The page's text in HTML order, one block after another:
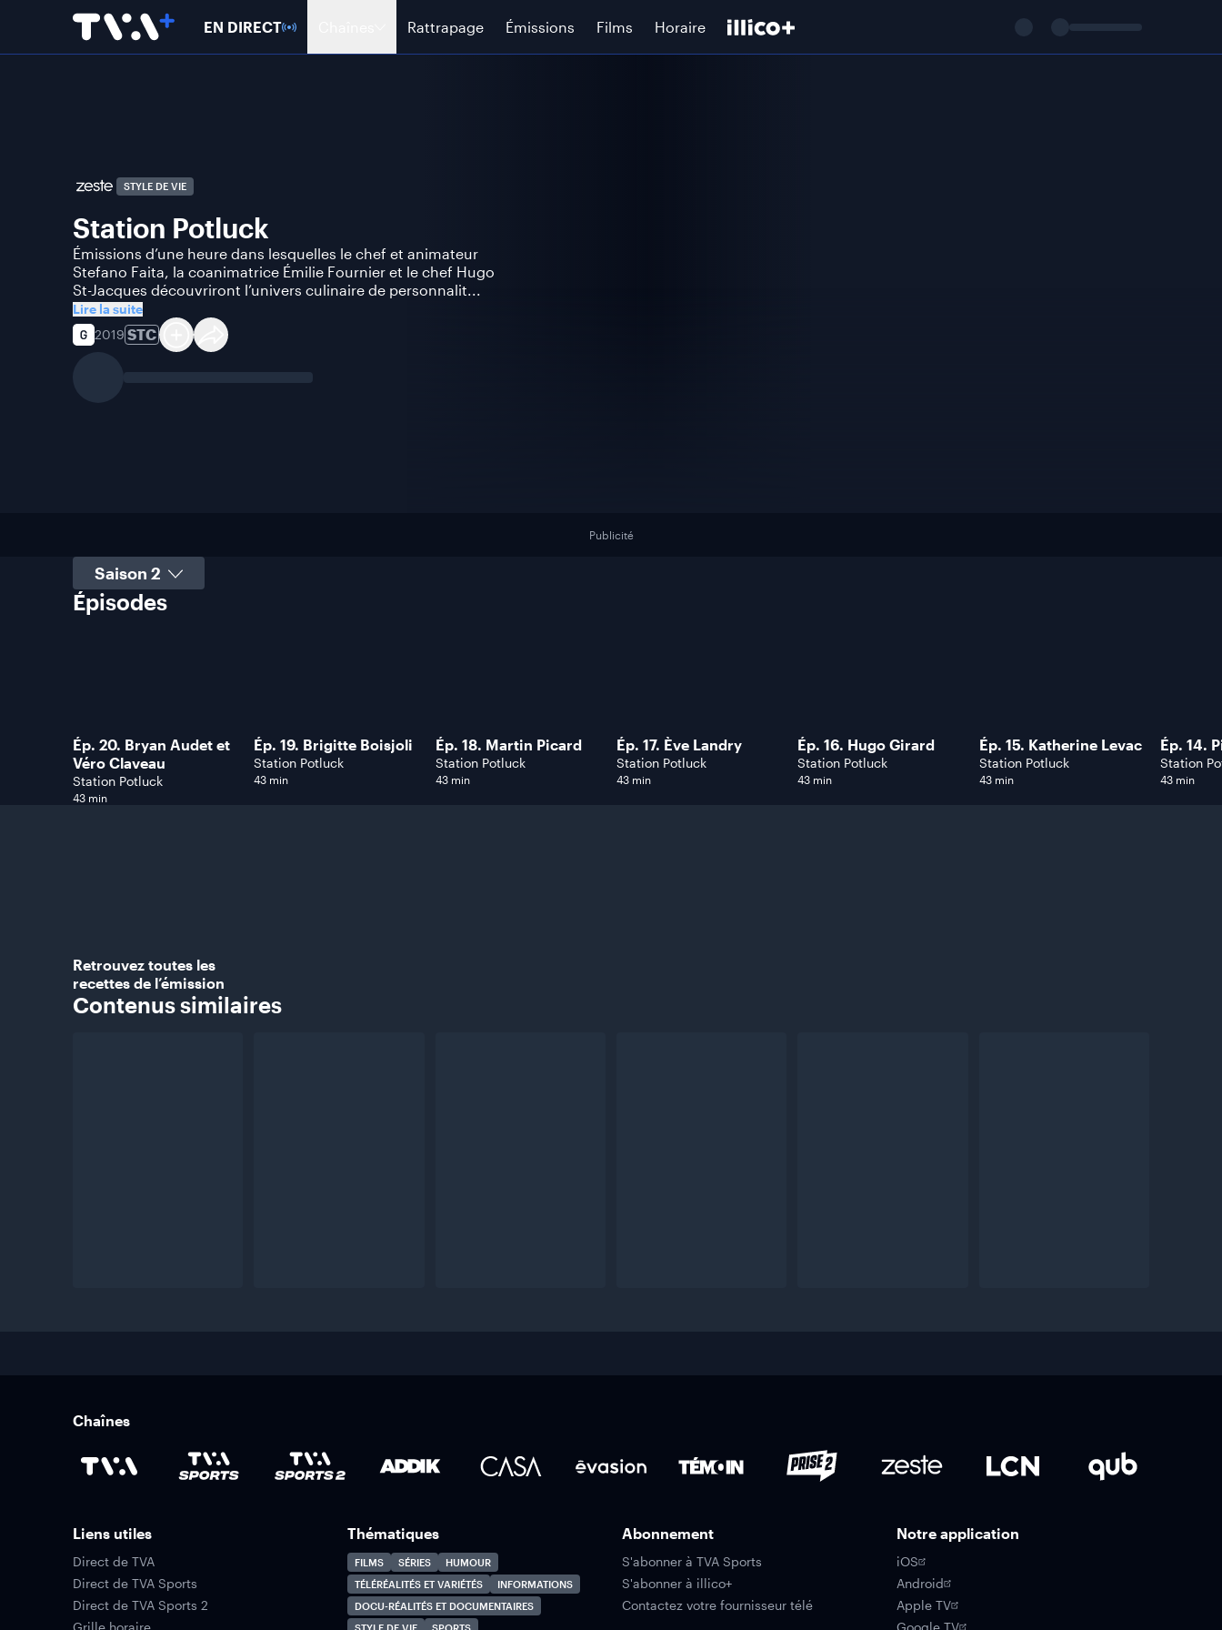
EN DIRECT Rattrapage Émissions Films Horaire
STYLE DE VIE
Station Potluck
Émissions d’une heure dans lesquelles le chef et animateur
Stefano Faita, la coanimatrice Émilie Fournier et le chef Hugo
St-Jacques découvriront l’univers culinaire de personnalit...
Lire la suite
2019 STC
Publicité
Sélectionner une saison
Épisodes
Ép. 20. Bryan Audet et
Véro Claveau
Station Potluck
43 min
Ép. 19. Brigitte Boisjoli
Station Potluck
43 min
Ép. 18. Martin Picard
Station Potluck
43 min
Ép. 17. Ève Landry
Station Potluck
43 min
Ép. 16. Hugo Girard
Station Potluck
43 min
Ép. 15. Katherine Levac
Station Potluck
43 min
Ép. 14.
Station
43 min
Retrouvez toutes les
recettes de l’émission
Contenussimilaires
Chaînes
Liens utiles
Direct de TVA
Direct de TVA Sports
Direct de TVA Sports 2
Grille horaire
Thématiques
FILMS SÉRIES
HUMOUR
TÉLÉRÉALITÉS ET VARIÉTÉS
INFORMATIONS
DOCU-RÉALITÉS ET DOCUMENTAIRES
STYLE DE VIE
SPORTS
Abonnement
S'abonner à TVA Sports
S'abonner à illico+
Contactez votre fournisseur télé
Notre application
iOS
Android
Apple TV
Google TV